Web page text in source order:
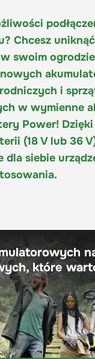
Chcesz
swoim
i
w wymienne
Power!
(18 V lub 36
dla siebie
które